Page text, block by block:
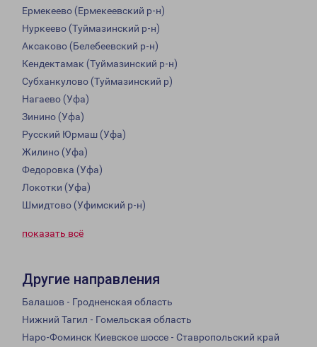
Ермекеево (Ермекеевский р-н)
Нуркеево (Туймазинский р-н)
Аксаково (Белебеевский р-н)
Кендектамак (Туймазинский р-н)
Субханкулово (Туймазинский р)
Нагаево (Уфа)
Зинино (Уфа)
Русский Юрмаш (Уфа)
Жилино (Уфа)
Федоровка (Уфа)
Локотки (Уфа)
Шмидтово (Уфимский р-н)
показать всё
Другие направления
Балашов - Гродненская область
Нижний Тагил - Гомельская область
Наро-Фоминск Киевское шоссе - Ставропольский край